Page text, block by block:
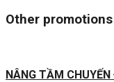
Other promotions
NÂNG TẦM